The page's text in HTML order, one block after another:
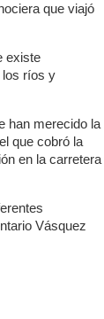
que viajó
existe
los ríos y
han merecido la
que cobró la
en la carretera
Vásquez